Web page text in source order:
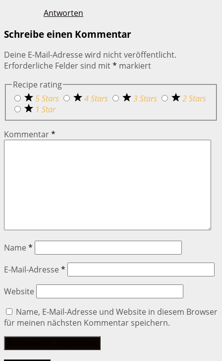
Antworten
Schreibe einen Kommentar
Deine E-Mail-Adresse wird nicht veröffentlicht.
Erforderliche Felder sind mit* markiert
Recipe rating
5 Stars
4 Stars 3 Stars
2 Stars
1 Star
Kommentar*
Name *
E-Mail-Adresse *
Website
Name, E-Mail-Adresse und Website in diesem Browser
für meinen nächsten Kommentar speichern.